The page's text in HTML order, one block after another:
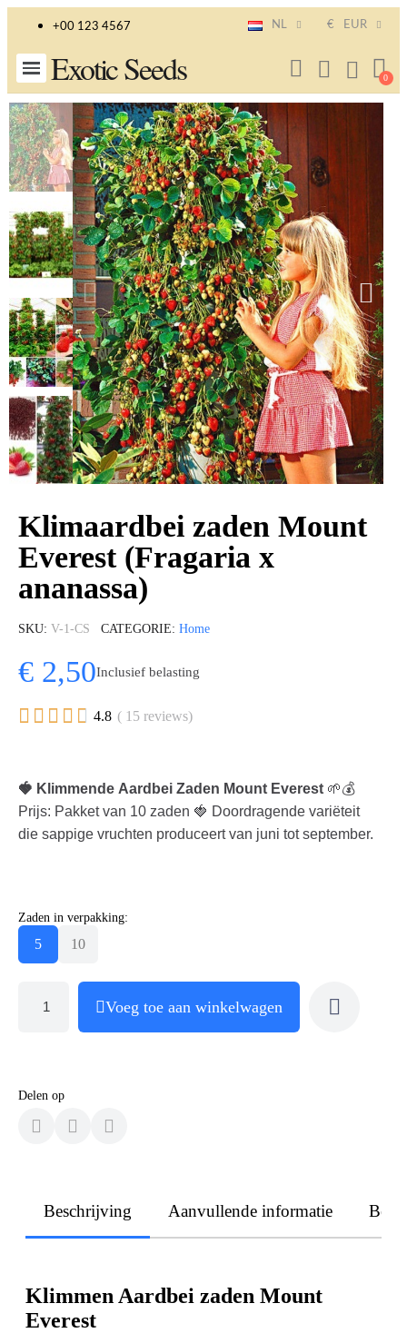
+00 123 4567 NL € EUR
Exotic Seeds
Klimaardbei zaden Mount
Everest (Fragaria x
ananassa)
SKU V-1-CS CATEGORIE Home
€ 2,50Inclusief belasting
     4.8 ( 15 reviews)
🍓 Klimmende Aardbei Zaden Mount Everest 🌱💰
Prijs: Pakket van 10 zaden 🍓 Doordragende variëteit
die sappige vruchten produceert van juni tot september.
Zaden in verpakking:
5 10
Voeg toe aan winkelwagen
Delen op
Beschrijving Aanvullende informatie
Klimmen Aardbei zaden Mount
Everest